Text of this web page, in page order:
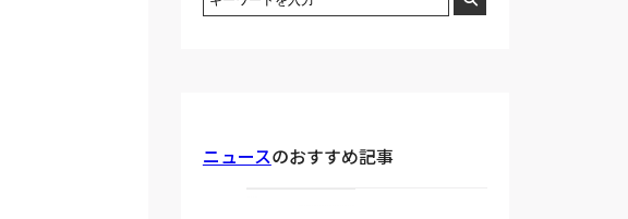
ニュースのおすすめ記事